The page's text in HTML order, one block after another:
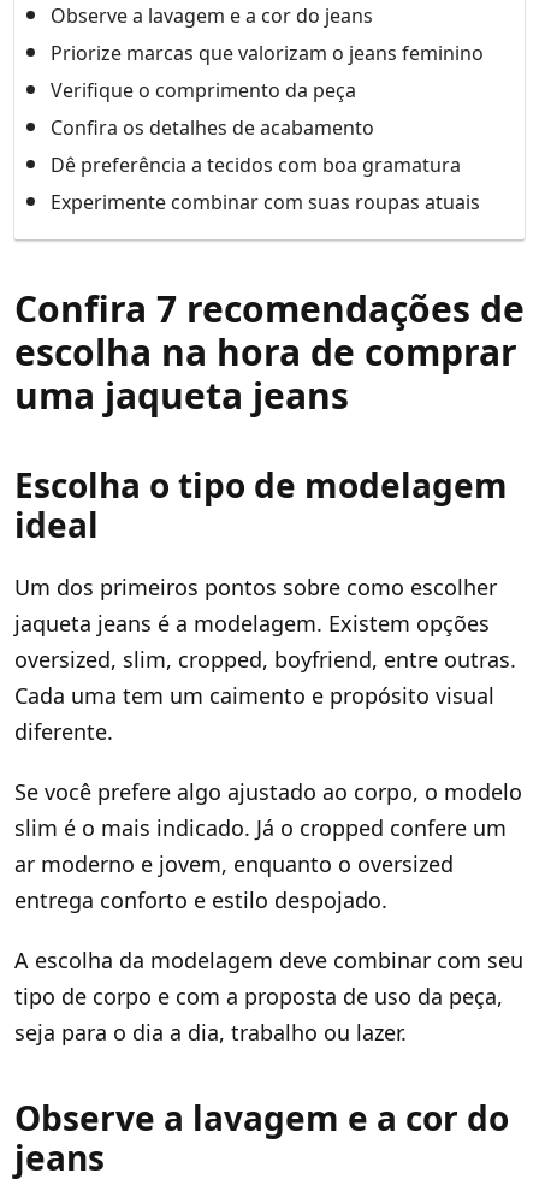
Observe a lavagem e a cor do jeans
Priorize marcas que valorizam o jeans feminino
Verifique o comprimento da peça
Confira os detalhes de acabamento
Dê preferência a tecidos com boa gramatura
Experimente combinar com suas roupas atuais
Confira 7 recomendações de
escolha na hora de comprar
uma jaqueta jeans
Escolha o tipo de modelagem
ideal
Um dos primeiros pontos sobre como escolher
jaqueta jeans é a modelagem. Existem opções
oversized, slim, cropped, boyfriend, entre outras.
Cada uma tem um caimento e propósito visual
diferente.
Se você prefere algo ajustado ao corpo, o modelo
slim é o mais indicado. Já o cropped confere um
ar moderno e jovem, enquanto o oversized
entrega conforto e estilo despojado.
A escolha da modelagem deve combinar com seu
tipo de corpo e com a proposta de uso da peça,
seja para o dia a dia, trabalho ou lazer.
Observe a lavagem e a cor do
jeans